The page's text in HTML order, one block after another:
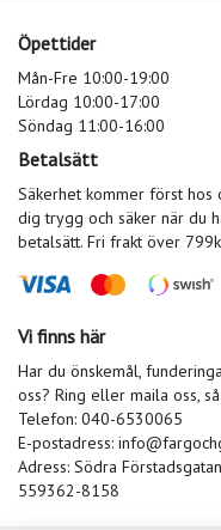
Öpettider
Mån-Fre 10:00-19:00
Lördag 10:00-17:00
Söndag 11:00-16:00
Betalsätt
Säkerhet kommer först hos
dig trygg och säker när du
betalsätt. Fri frakt över
Vi finns här
Har du önskemål,
oss? Ring eller maila oss,
Telefon: 040-6530065
E-postadress:
Adress: Södra
559362-8158